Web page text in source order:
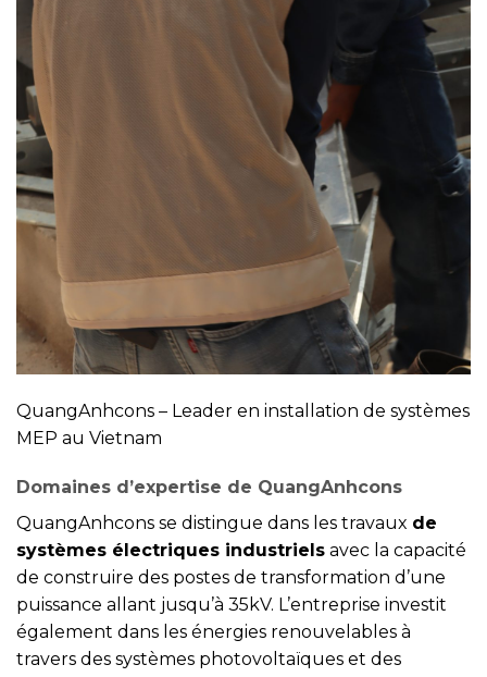
QuangAnhcons – Leader en installation de systèmes
MEP au Vietnam
Domaines d’expertise de QuangAnhcons
QuangAnhcons se distingue dans les travaux de
systèmes électriques industriels avec la capacité
de construire des postes de transformation d’une
puissance allant jusqu’à 35kV. L’entreprise investit
également dans les énergies renouvelables à
travers des systèmes photovoltaïques et des